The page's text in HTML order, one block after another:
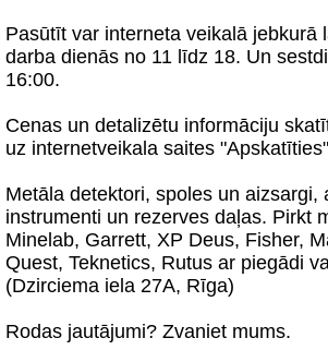
Pasūtīt var interneta veikalā jebkurā
darba dienās no 11 līdz 18. Un
16:00.
Cenas un detalizētu informāciju
uz internetveikala saites
Metāla detektori, spoles un aizsargi,
instrumenti un rezerves daļas. Pirkt
Minelab, Garrett, XP Deus, Fisher,
Quest, Teknetics, Rutus ar piegādi
(Dzirciema iela 27A, Rīga)
Rodas jautājumi? Zvaniet mums.